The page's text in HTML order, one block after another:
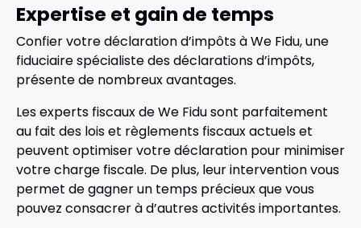
Expertise et gain de temps
Confier votre déclaration d’impôts à We Fidu, une
fiduciaire spécialiste des déclarations d’impôts,
présente de nombreux avantages.
Les experts fiscaux de We Fidu sont parfaitement
au fait des lois et règlements fiscaux actuels et
peuvent optimiser votre déclaration pour minimiser
votre charge fiscale. De plus, leur intervention vous
permet de gagner un temps précieux que vous
pouvez consacrer à d’autres activités importantes.